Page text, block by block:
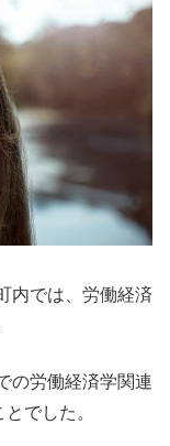
内では、労働経済
の労働経済学関連
でした。